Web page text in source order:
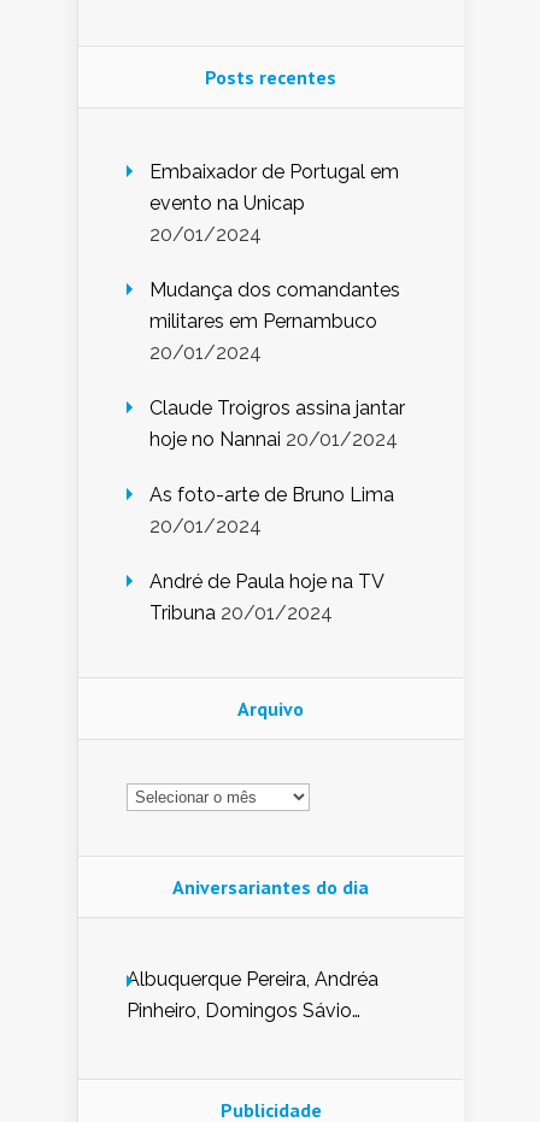
Posts recentes
Embaixador de Portugal em
evento na Unicap
20/01/2024
Mudança dos comandantes
militares em Pernambuco
20/01/2024
Claude Troigros assina jantar
hoje no Nannai 20/01/2024
As foto-arte de Bruno Lima
20/01/2024
André de Paula hoje na TV
Tribuna 20/01/2024
Arquivo
Arquivo
Aniversariantes do dia
Albuquerque Pereira, Andréa
Pinheiro, Domingos Sávio
Nunes de Sena, Fátima Peixoto,
Publicidade